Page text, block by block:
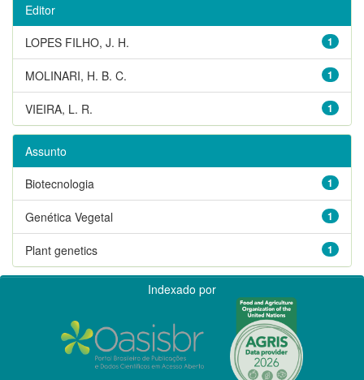
Editor
1
LOPES FILHO, J. H.
1
MOLINARI, H. B. C.
1
VIEIRA, L. R.
Assunto
1
Biotecnologia
1
Genética Vegetal
1
Plant genetics
Indexado por